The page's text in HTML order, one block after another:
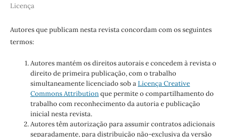
Licença
Autores que publicam nesta revista concordam com os seguintes
termos:
Autores mantém os direitos autorais e concedem à revista o
direito de primeira publicação, com o trabalho
simultaneamente licenciado sob aLicença Creative
Commons Attributionque permite o compartilhamento do
trabalho com reconhecimento da autoria e publicação
inicial nesta revista.
Autores têm autorização para assumir contratos adicionais
separadamente, para distribuição não-exclusiva da versão